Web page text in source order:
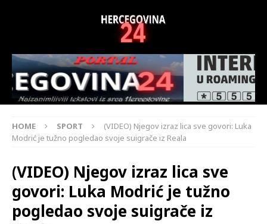
HOME SPORT
(VIDEO) Njegov izraz lica sve govori: Luka
Modrić je tužno pogledao svoje suigrače iz Reala
(VIDEO) Njegov izraz lica sve
govori: Luka Modrić je tužno
pogledao svoje suigrače iz